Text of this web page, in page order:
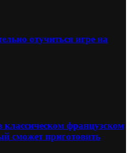
отучиться игре на
французском
сможет приготовить